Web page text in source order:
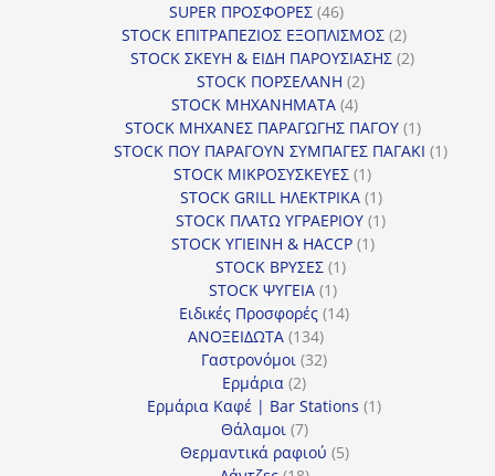
προϊόντα
SUPER ΠΡΟΣΦΟΡΕΣ 4646
προϊόντα
STOCK ΕΠΙΤΡΑΠΕΖΙΟΣ ΕΞΟΠΛΙΣΜΟΣ 22
προϊόντα
STOCK ΣΚΕΥΗ & ΕΙΔΗ ΠΑΡΟΥΣΙΑΣΗΣ 22
STOCK ΠΟΡΣΕΛΑΝΗ 22
STOCK ΜΗΧΑΝΗΜΑΤΑ 44
προϊόντα
STOCK ΜΗΧΑΝΕΣ ΠΑΡΑΓΩΓΗΣ ΠΑΓΟΥ 11
προϊόν
STOCK ΠΟΥ ΠΑΡΑΓΟΥΝ ΣΥΜΠΑΓΕΣ ΠΑΓΑΚΙ 11
STOCK ΜΙΚΡΟΣΥΣΚΕΥΕΣ 11
προϊόν
STOCK GRILL ΗΛΕΚΤΡΙΚΑ 11
προϊόν
STOCK ΠΛΑΤΩ ΥΓΡΑΕΡΙΟΥ 11
STOCK ΥΓΙΕΙΝΗ & HACCP 11
STOCK ΒΡΥΣΕΣ 11
STOCK ΨΥΓΕΙΑ 11
προϊόν
Ειδικές Προσφορές 1414
ΑΝΟΞΕΙΔΩΤΑ 134134
προϊόντα
Γαστρονόμοι 3232
Ερμάρια 22
προϊόντα
Ερμάρια Καφέ | Bar Stations 11
Θάλαμοι 77
προϊόντα
Θερμαντικά ραφιού 55